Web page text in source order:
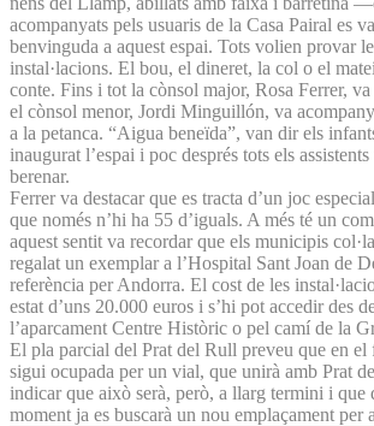
acompanyats pels usuaris de la Casa Pairal es
benvinguda a aquest espai. Tots volien provar
instal·lacions. El bou, el dineret, la col o el
conte. Fins i tot la cònsol major, Rosa Ferrer,
el cònsol menor, Jordi Minguillón, va
a la petanca. “Aigua beneïda”, van dir els
inaugurat l’espai i poc després tots els
berenar.
Ferrer va destacar que es tracta d’un joc
que només n’hi ha 55 d’iguals. A més té un
aquest sentit va recordar que els municipis
regalat un exemplar a l’Hospital Sant Joan de
referència per Andorra. El cost de les
estat d’uns 20.000 euros i s’hi pot accedir des
l’aparcament Centre Històric o pel camí de la
El pla parcial del Prat del Rull preveu que en el
sigui ocupada per un vial, que unirà amb Prat
indicar que això serà, però, a llarg termini i que
moment ja es buscarà un nou emplaçament per